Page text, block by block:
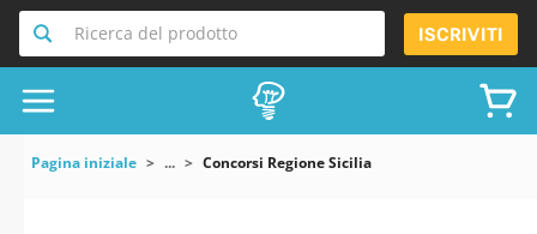
Ricerca del prodotto ISCRIVITI
Pagina iniziale ... Concorsi Regione Sicilia